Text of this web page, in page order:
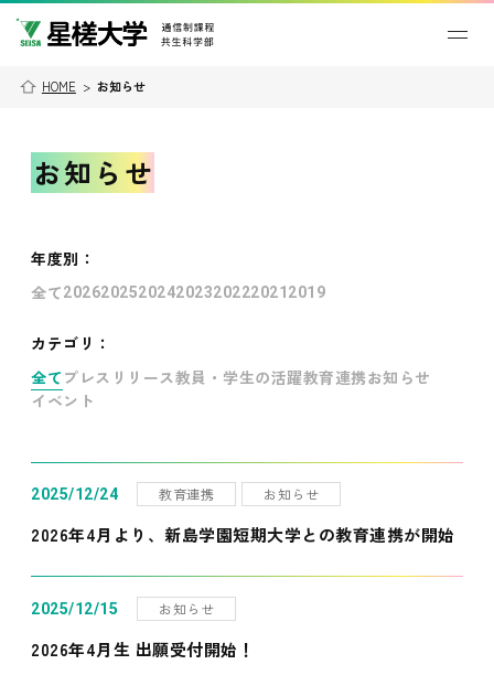
HOME > お知らせ
お知らせ
年度別 ：
全て202620252024202320222021 2019
カテゴリ：
全て プレスリリース教員・学生の活躍教育連携お知らせ
イベント
2025/12/24 教育連携 お知らせ
2026年4月より、新島学園短期大学との教育連携が開始
2025/12/15 お知らせ
2026年4月生 出願受付開始！